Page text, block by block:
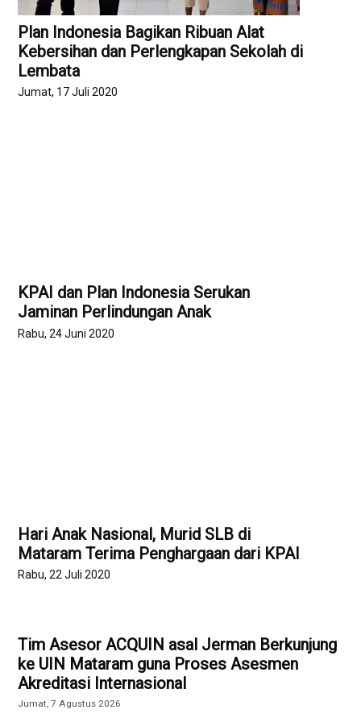
Plan Indonesia Bagikan Ribuan Alat
Kebersihan dan Perlengkapan Sekolah di
Lembata
Jumat, 17 Juli 2020
KPAI dan Plan Indonesia Serukan
Jaminan Perlindungan Anak
Rabu, 24 Juni 2020
Hari Anak Nasional, Murid SLB di
Mataram Terima Penghargaan dari KPAI
Rabu, 22 Juli 2020
Tim Asesor ACQUIN asal Jerman Berkunjung
ke UIN Mataram guna Proses Asesmen
Akreditasi Internasional
Jumat, 7 Agustus 2026